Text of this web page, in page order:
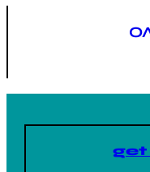
get